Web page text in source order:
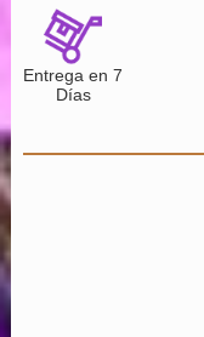
Entrega en 7
Días